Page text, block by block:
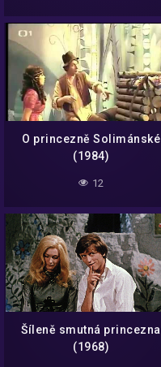
O princezně Solimánské
(1984)
12
Šíleně smutná princezna
(1968)